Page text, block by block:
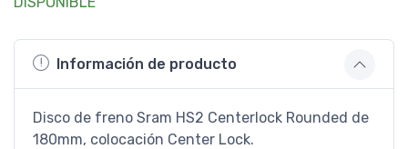
Información de producto
Disco de freno Sram HS2 Centerlock Rounded de
180mm, colocación Center Lock.